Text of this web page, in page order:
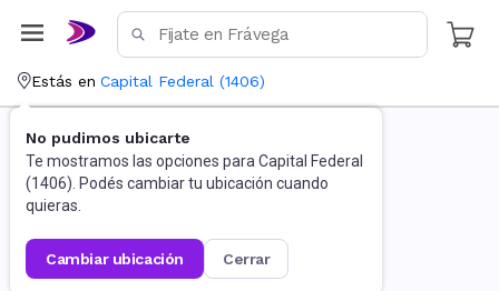
Estás en Capital Federal (1406)
No pudimos ubicarte
Te mostramos las opciones para Capital Federal
(1406). Podés cambiar tu ubicación cuando
quieras.
cambiar ubicación cerrar
La página no existe